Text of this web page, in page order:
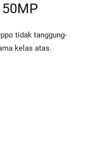
tidak tanggung-
kelas atas.